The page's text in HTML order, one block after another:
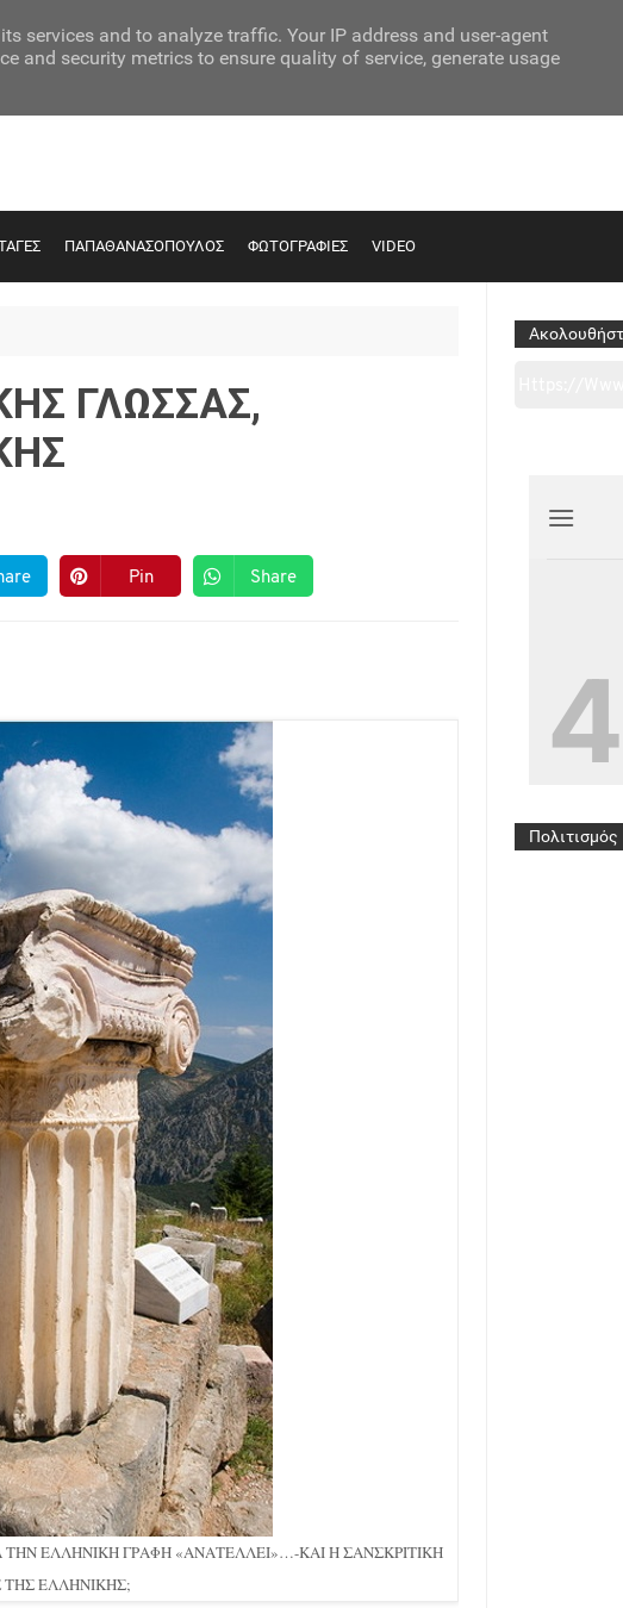
ΠΑΠΑΘΑΝΑΣΟΠΟΥΛΟΣ ΦΩΤΟΓΡΑΦΙΕΣ VIDEO
ΓΛΩΣΣΑΣ,
Pin Share
ΕΛΛΗΝΙΚΗ ΓΡΑΦΗ «ΑΝΑΤΕΛΛΕΙ»…-ΚΑΙ Η ΣΑΝΣΚΡΙΤΙΚΗ
ΕΛΛΗΝΙΚΗΣ;
Πολιτισμός
services and to analyze traffic. Your IP address and user-agent
and security metrics to ensure quality of service, generate usage